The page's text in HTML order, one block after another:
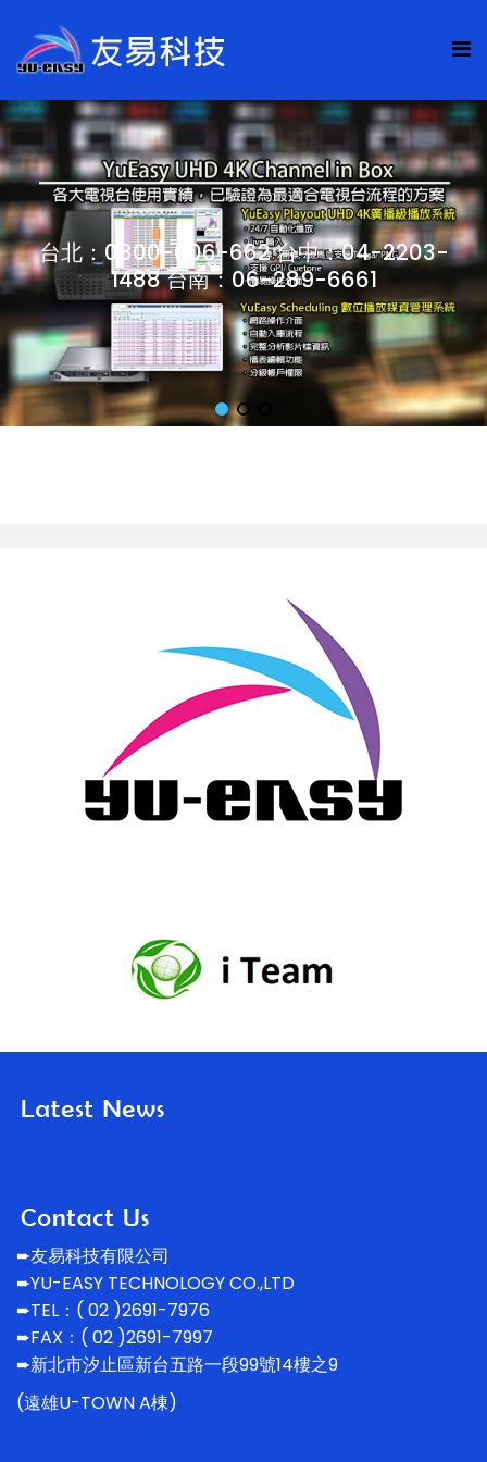
台北：0800-006-662 台中：04-2203-
1488 台南：06-289-6661
➨友易科技有限公司
➨YU-EASY TECHNOLOGY CO.,LTD
➨TEL：( 02 )2691-7976
➨FAX：( 02 )2691-7997
➨新北市汐止區新台五路一段99號14樓之9
(遠雄U-TOWN A棟)